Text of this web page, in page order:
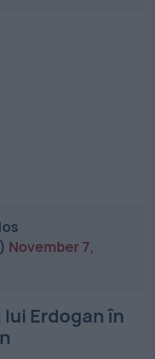
November 7,
Erdogan în